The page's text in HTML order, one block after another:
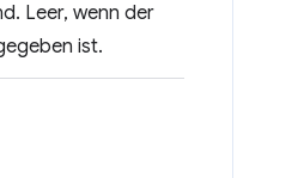
Leer, wenn der
ist.